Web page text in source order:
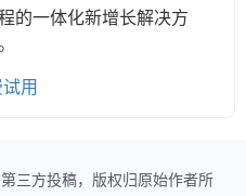
的一体化新增长解决方
用
三方投稿，版权归原始作者所